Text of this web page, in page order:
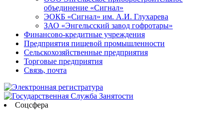
объединение «Сигнал»
ЭОКБ «Сигнал» им. А.И. Глухарева
ЗАО «Энгельсский завод гофротары»
Финансово-кредитные учреждения
Предприятия пищевой промышленности
Сельскохозяйственные предприятия
Торговые предприятия
Связь, почта
Соцсфера